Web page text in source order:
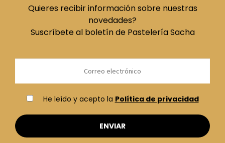
Quieres recibir información sobre nuestras
novedades?
Suscríbete al boletín de Pastelería Sacha
He leído y acepto la Política de privacidad